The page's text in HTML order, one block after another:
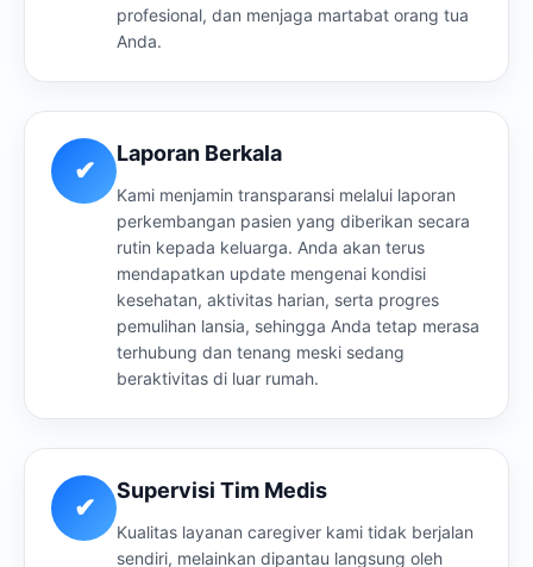
profesional, dan menjaga martabat orang tua
Anda.
✔
Laporan Berkala
Kami menjamin transparansi melalui laporan
perkembangan pasien yang diberikan secara
rutin kepada keluarga. Anda akan terus
mendapatkan update mengenai kondisi
kesehatan, aktivitas harian, serta progres
pemulihan lansia, sehingga Anda tetap merasa
terhubung dan tenang meski sedang
beraktivitas di luar rumah.
✔
Supervisi Tim Medis
Kualitas layanan caregiver kami tidak berjalan
sendiri, melainkan dipantau langsung oleh